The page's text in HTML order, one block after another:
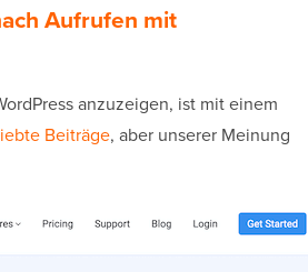
Aufrufen mit
anzuzeigen, ist mit einem
Beiträge, aber unserer Meinung